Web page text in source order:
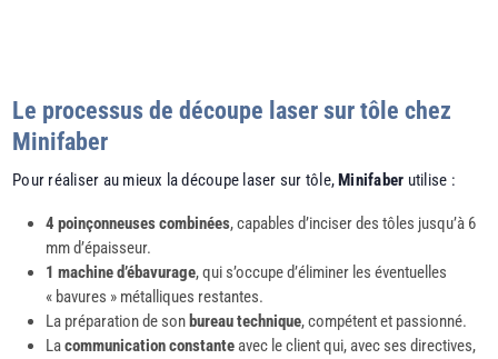
Le processus de découpe laser sur tôle chez
Minifaber
Pour réaliser au mieux la découpe laser sur tôle,Minifaber utilise :
4 poinçonneuses combinées, capables d’inciser des tôles jusqu’à 6
mm d’épaisseur.
1 machine d’ébavurage, qui s’occupe d’éliminer les éventuelles
« bavures » métalliques restantes.
La préparation de son bureau technique, compétent et passionné.
Lacommunication constante avec le client qui, avec ses directives,